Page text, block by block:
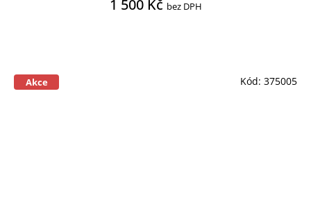
1 500 Kč bez DPH
Akce Kód: 375005